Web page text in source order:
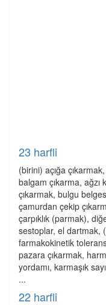
23 harfli
(birini) açığa
balgam çıkarma, ağzı
çıkarmak, bulgu
çamurdan çekip
çarpıklık (parmak),
sestoplar, el dartmak,
farmakokinetik
pazara çıkarmak,
yordamı, karmaşık
...
22 harfli